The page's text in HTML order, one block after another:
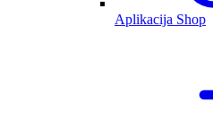
Aplikacija Shop